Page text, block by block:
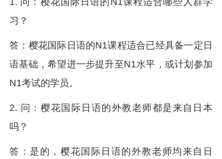
习？
答：樱花国际日语的N1课程适合已经具备一定日
语基础，希望进一步提升至N1水平，或计划参加
N1考试的学员。
2. 问：樱花国际日语的外教老师都是来自日本
吗？
答：是的，樱花国际日语的外教老师均来自日